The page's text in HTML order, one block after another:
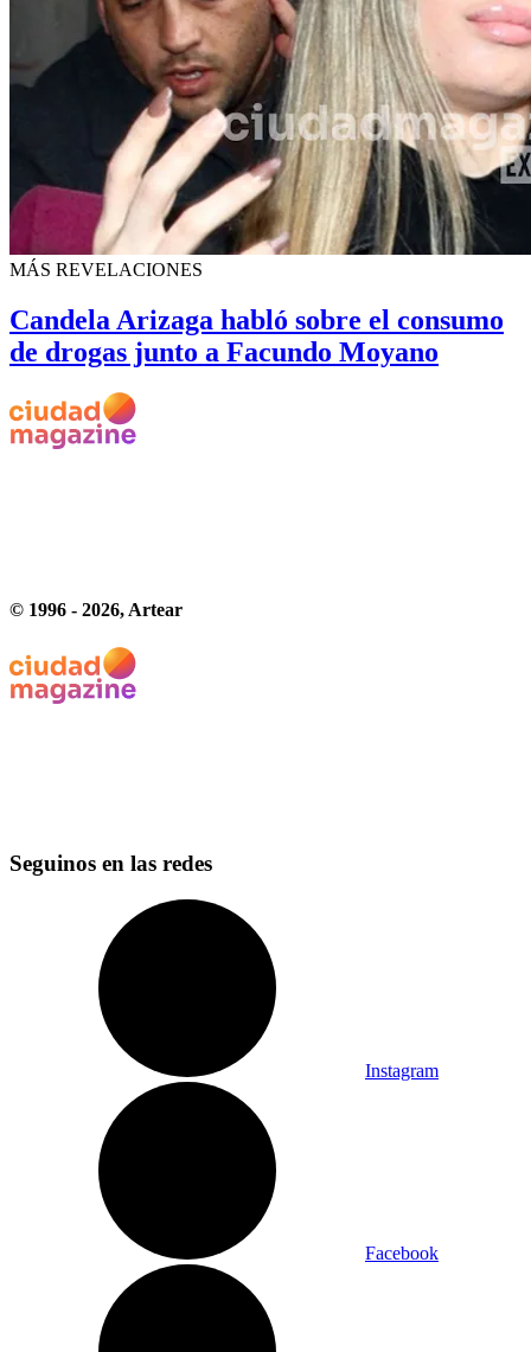
MÁS REVELACIONES
Candela Arizaga habló sobre el consumo
de drogas junto a Facundo Moyano
© 1996 - 2026, Artear
Seguinos en las redes
Instagram
Facebook